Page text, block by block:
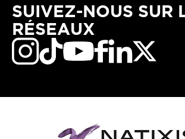
SUIVEZ-NOUS SUR
RÉSEAUX